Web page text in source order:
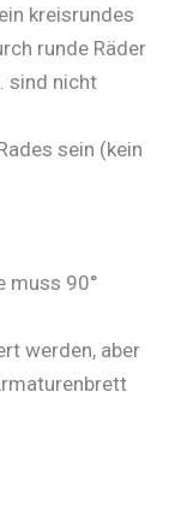
kreisrundes
runde Räder
sind nicht
sein (kein
muss 90°
werden, aber